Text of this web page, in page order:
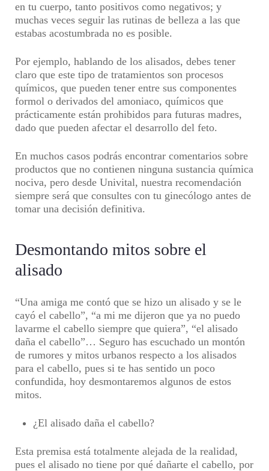
en tu cuerpo, tanto positivos como negativos; y
muchas veces seguir las rutinas de belleza a las que
estabas acostumbrada no es posible.
Por ejemplo, hablando de los alisados, debes tener
claro que este tipo de tratamientos son procesos
químicos, que pueden tener entre sus componentes
formol o derivados del amoniaco, químicos que
prácticamente están prohibidos para futuras madres,
dado que pueden afectar el desarrollo del feto.
En muchos casos podrás encontrar comentarios sobre
productos que no contienen ninguna sustancia química
nociva, pero desde Univital, nuestra recomendación
siempre será que consultes con tu ginecólogo antes de
tomar una decisión definitiva.
Desmontando mitos sobre el
alisado
“Una amiga me contó que se hizo un alisado y se le
cayó el cabello”, “a mi me dijeron que ya no puedo
lavarme el cabello siempre que quiera”, “el alisado
daña el cabello”… Seguro has escuchado un montón
de rumores y mitos urbanos respecto a los alisados
para el cabello, pues si te has sentido un poco
confundida, hoy desmontaremos algunos de estos
mitos.
¿El alisado daña el cabello?
Esta premisa está totalmente alejada de la realidad,
pues el alisado no tiene por qué dañarte el cabello, por